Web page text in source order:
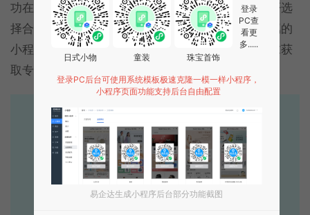
功在于选择正确的方法，软件项目是否成功在于是否选
择合适的开发公司。易企达是一家能够为您提供专属的
小程序定制开发服务的软件开发公司，发送您的需求获
取专属的小程序开发解决方案吧~
易企达10年行业沉淀！
专业小程序、公众号H5 APP等软件开发
立即拨打电话享优惠
400-885-7836
日式小物 童装 珠宝首饰
登录
PC查
看更
多.....
登录PC后台可使用系统模板极速克隆一模一样小程序，
小程序页面功能支持后台自由配置
易企达生成小程序后台部分功能截图